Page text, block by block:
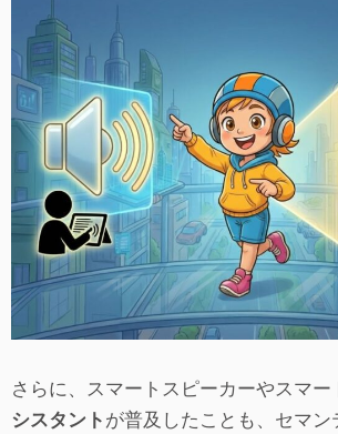
さらに、スマートスピーカーやスマ
シスタントが普及したことも、セマ